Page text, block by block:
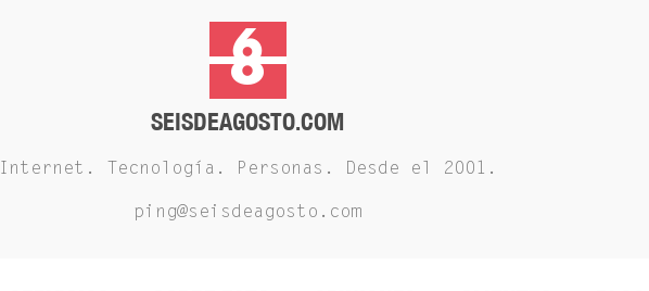
SEISDEAGOSTO.COM
Internet. Tecnología. Personas. Desde el 2001.
ping@seisdeagosto.com